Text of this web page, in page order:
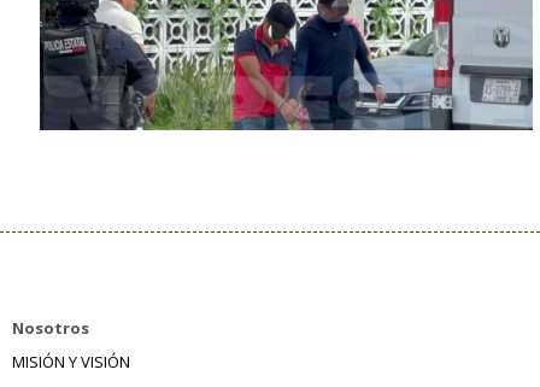
Nosotros
MISIÓN Y VISIÓN